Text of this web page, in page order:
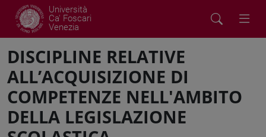
Università
Ca' Foscari
Venezia
DISCIPLINE RELATIVE
ALL’ACQUISIZIONE DI
COMPETENZE NELL'AMBITO
DELLA LEGISLAZIONE